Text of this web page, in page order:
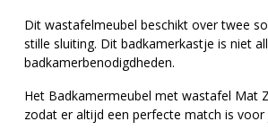
Dit wastafelmeubel beschikt over twee
stille sluiting. Dit badkamerkastje is niet
badkamerbenodigdheden.
Het Badkamermeubel met wastafel Mat
zodat er altijd een perfecte match is